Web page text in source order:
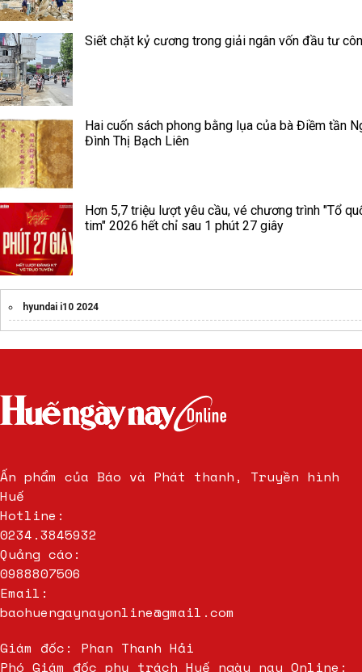
Siết chặt kỷ cương trong giải ngân vốn đầu tư
Hai cuốn sách phong bằng lụa của bà Điềm tần
Đình Thị Bạch Liên
Hơn 5,7 triệu lượt yêu cầu, vé chương trình "Tổ
tim" 2026 hết chỉ sau 1 phút 27 giây
hyundai i10 2024
Ấn phẩm của Báo và Phát thanh, Truyền hình
Huế
Hotline:
0234.3845932
Quảng cáo:
0988807506
Email:
baohuengaynayonline@gmail.com
Giám đốc: Phan Thanh Hải
Phó Giám đốc phụ trách Huế ngày nay Online: